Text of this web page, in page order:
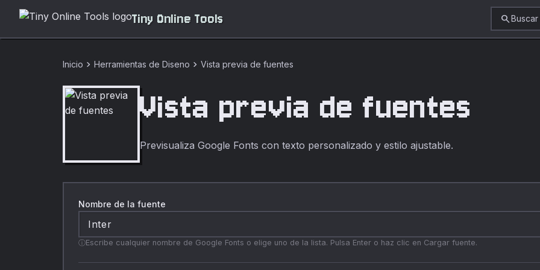
Tiny Online Tools search
Inicio chevron_right Herramientas de Diseno chevron_right Vista previa de fuentes
Vista previa de fuentes
Previsualiza Google Fonts con texto personalizado y estilo ajustable.
Nombre de la fuente
Inter
Escribe cualquier nombre de Google Fonts o elige uno de la lista. Pulsa Enter o haz clic en Cargar fuente.